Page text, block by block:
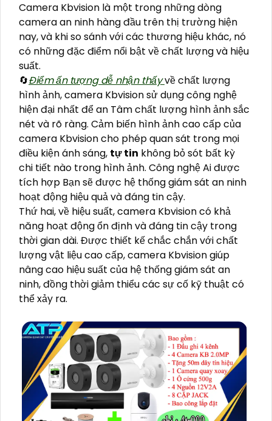
Camera Kbvision là một trong những dòng
camera an ninh hàng đầu trên thị trường hiện
nay, và khi so sánh với các thương hiệu khác, nó
có những đặc điểm nổi bật về chất lượng và hiệu
suất.
🔄Điểm ấn tượng dễ nhận thấyvề chất lượng
hình ảnh, camera Kbvision sử dụng công nghệ
hiện đại nhất để an Tâm chất lượng hình ảnh sắc
nét và rõ ràng. Cảm biến hình ảnh cao cấp của
camera Kbvision cho phép quan sát trong mọi
điều kiện ánh sáng, tự tin không bỏ sót bất kỳ
chi tiết nào trong hình ảnh. Công nghệ Ai được
tích hợp Bạn sẽ được hệ thống giám sát an ninh
hoạt động hiệu quả và đáng tin cậy.
Thứ hai, về hiệu suất, camera Kbvision có khả
năng hoạt động ổn định và đáng tin cậy trong
thời gian dài. Được thiết kế chắc chắn với chất
lượng vật liệu cao cấp, camera Kbvision giúp
nâng cao hiệu suất của hệ thống giám sát an
ninh, đồng thời giảm thiểu các sự cố kỹ thuật có
thể xảy ra.